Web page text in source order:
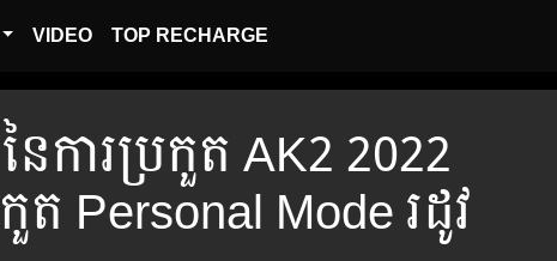
VIDEO TOP RECHARGE
ការប្រកួត AK2 2022
ត Personal Mode រដូវ